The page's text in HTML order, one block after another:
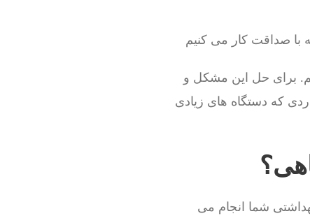
با صداقت کار می کنیم
برای حل این مشکل و
که دستگاه های زیادی
شما انجام می